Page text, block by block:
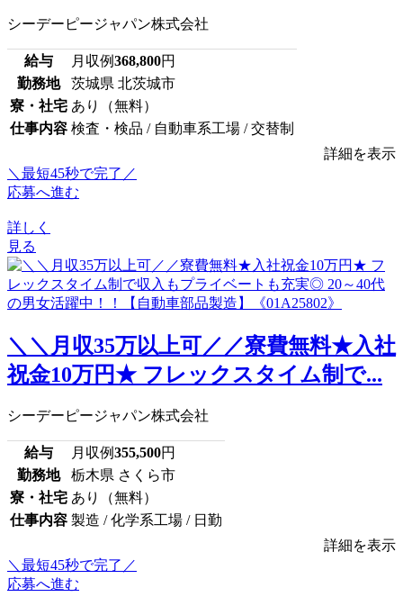
シーデーピージャパン株式会社
給与 月収例368,800円
勤務地
茨城県 北茨城市
寮・社宅 あり（無料）
仕事内容 検査・検品 / 自動車系工場 / 交替制
詳細を表示
＼最短45秒で完了／
応募へ進む
詳しく
見る
＼＼月収35万以上可／／寮費無料★入社
祝金10万円★ フレックスタイム制で...
シーデーピージャパン株式会社
給与 月収例355,500円
勤務地
栃木県 さくら市
寮・社宅 あり（無料）
仕事内容 製造 / 化学系工場 / 日勤
詳細を表示
＼最短45秒で完了／
応募へ進む